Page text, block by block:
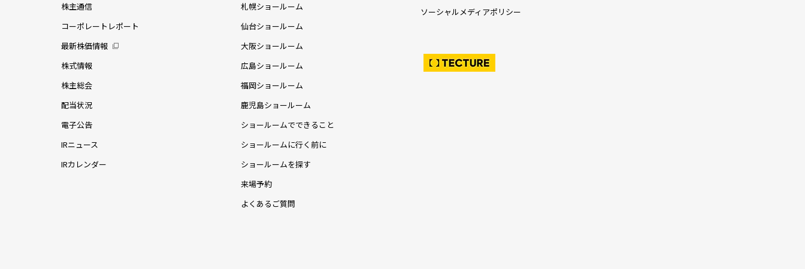
株主通信
コーポレートレポート
最新株価情報
株式情報
株主総会
配当状況
電子公告
IRニュース
IRカレンダー
札幌ショールーム
仙台ショールーム
大阪ショールーム
広島ショールーム
福岡ショールーム
鹿児島ショールーム
ショールームでできること
ショールームに行く前に
ショールームを探す
来場予約
よくあるご質問
ソーシャルメディアポリシー